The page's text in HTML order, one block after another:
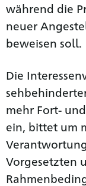
während die
neuer
beweisen soll.
Die
mehr Fort-
ein, bittet um
Vorgesetzten